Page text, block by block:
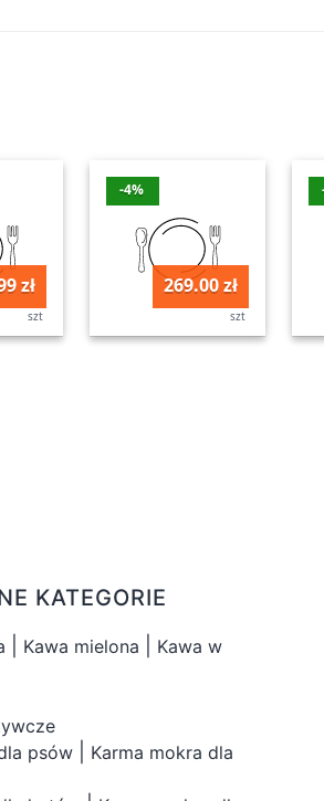
zł
szt
-4%
269.00 zł
szt
KATEGORIE
Kawa mielona
Kawa w
psów
Karma mokra dla